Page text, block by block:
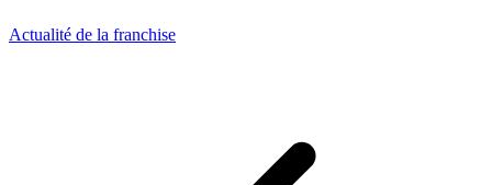
Actualité de la franchise